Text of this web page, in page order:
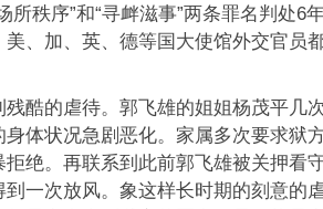
所秩序”和“寻衅滋事”两条罪名判处6
美、加、英、德等国大使馆外交官员
酷的虐待。郭飞雄的姐姐杨茂平几
体状况急剧恶化。家属多次要求狱
绝。再联系到此前郭飞雄被关押看
一次放风。象这样长时期的刻意的